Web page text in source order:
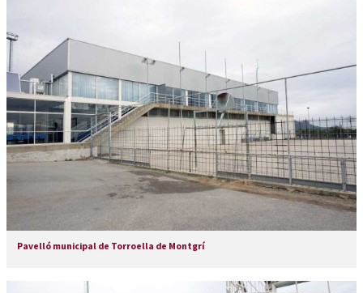
Pavelló municipal de Torroella de Montgrí